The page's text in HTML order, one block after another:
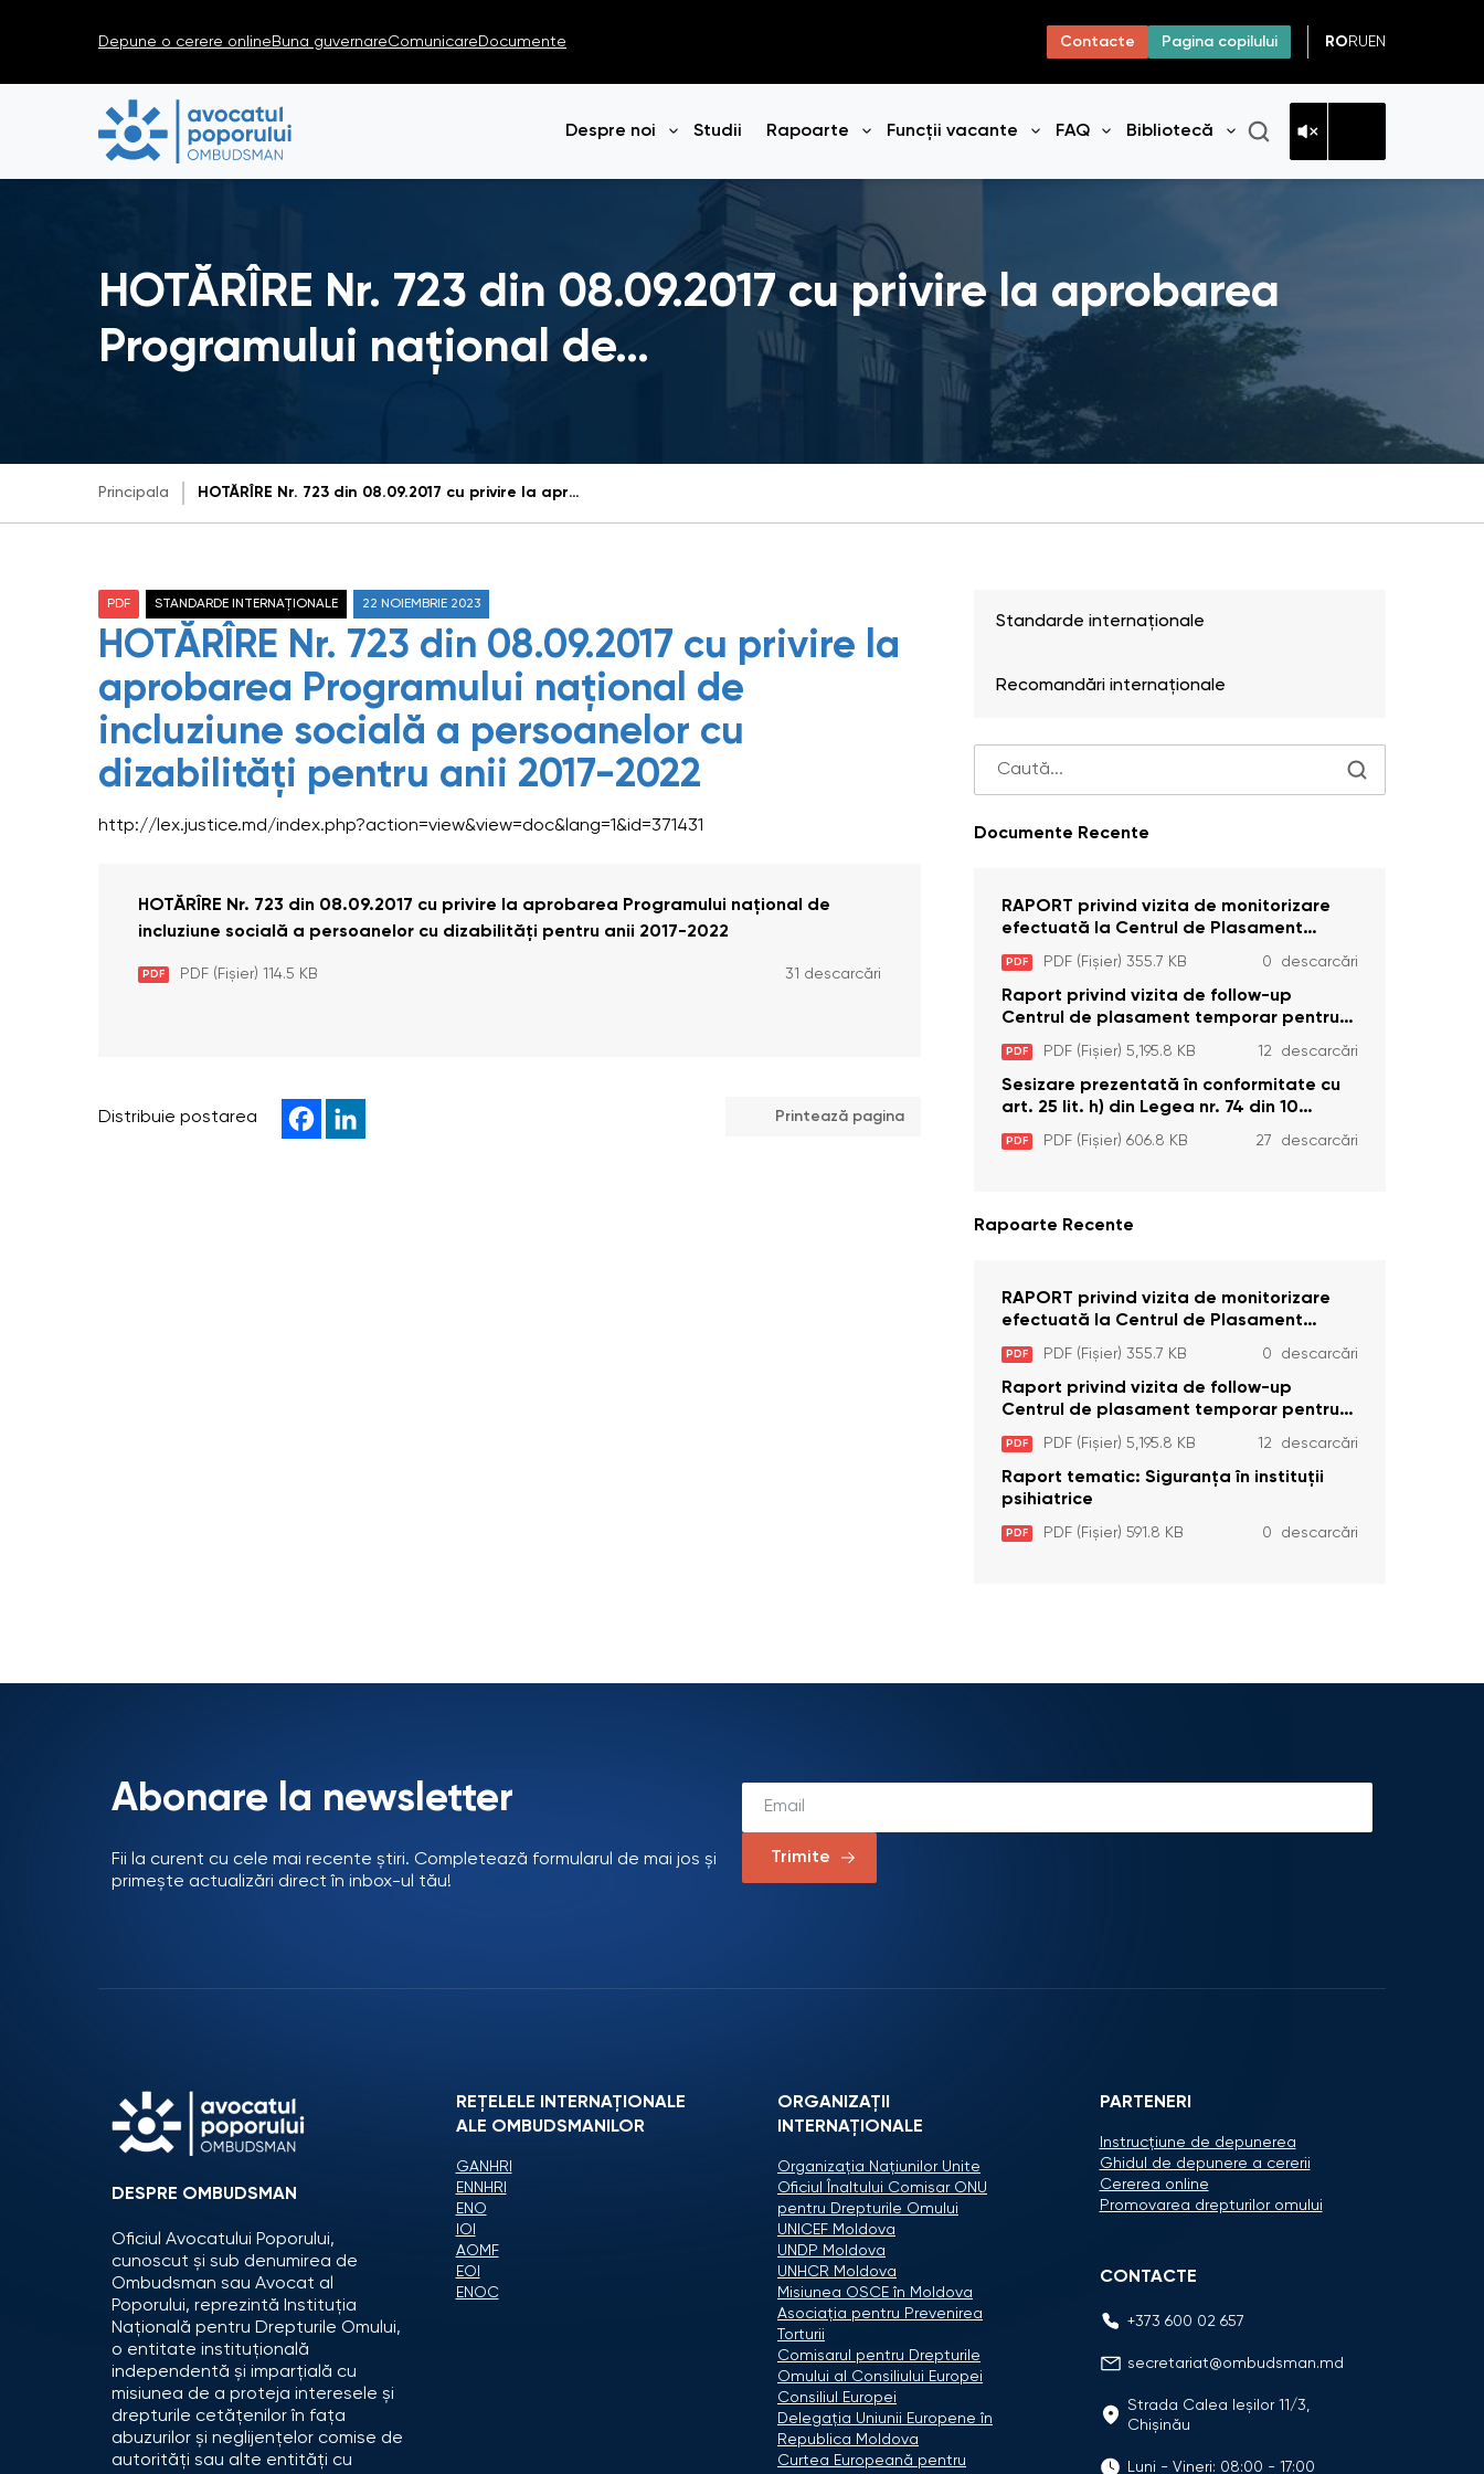
Depune o cerere online Buna guvernareComunicare Documente Contacte Pagina copilului RO RU EN
Despre noi
Deschide meniul
Studii Rapoarte
Deschide meniul
Funcții vacante FAQ
Deschide meniul
Bibliotecă
Deschide meniul
HOTĂRÎRE Nr. 723 din 08.09.2017 cu privire la aprobarea
Programului național de…
Principala HOTĂRÎRE Nr. 723 din 08.09.2017 cu privire la aprobarea Programului național de incluziune socială a persoanelor cu dizabilităţi pentru anii 2017-2022
PDF STANDARDE INTERNAȚIONALE 22 NOIEMBRIE 2023
HOTĂRÎRE Nr. 723 din 08.09.2017 cu privire la
aprobarea Programului național de
incluziune socială a persoanelor cu
dizabilităţi pentru anii 2017-2022
http://lex.justice.md/index.php?action=view&view=doc&lang=1&id=371431
HOTĂRÎRE Nr. 723 din 08.09.2017 cu privire la aprobarea Programului național de
incluziune socială a persoanelor cu dizabilităţi pentru anii 2017-2022
PDF PDF (Fișier) 114.5 KB 31 descarcări
Distribuie postarea Printează pagina
Standarde internaționale
Recomandări internaționale
Documente Recente
RAPORT privind vizita de monitorizare
efectuată la Centrul de Plasament
Temporar pentru Persoane cu
Dizabilități (Adulte) din s. Brînzeni, r.
Edineț, din data de 25 mai 2026
PDF PDF (Fișier) 355.7 KB 0 descarcări
Raport privind vizita de follow-up
Centrul de plasament temporar pentru
persoanele cu dizabilități (adulte)
Bădiceni, Soroca (11 iunie 2026)
PDF PDF (Fișier) 5,195.8 KB 12 descarcări
Sesizare prezentată în conformitate cu
art. 25 lit. h) din Legea nr. 74 din 10
aprilie 2025 cu privire la Curtea
Constituțională şi art. 26 din Legea cu
PDF PDF (Fișier) 606.8 KB 27 descarcări
Rapoarte Recente
RAPORT privind vizita de monitorizare
efectuată la Centrul de Plasament
Temporar pentru Persoane cu
Dizabilități (Adulte) din s. Brînzeni, r.
Edineț, din data de 25 mai 2026
PDF PDF (Fișier) 355.7 KB 0 descarcări
Raport privind vizita de follow-up
Centrul de plasament temporar pentru
persoanele cu dizabilități (adulte)
Bădiceni, Soroca (11 iunie 2026)
PDF PDF (Fișier) 5,195.8 KB 12 descarcări
Raport tematic: Siguranța în instituții
psihiatrice
PDF PDF (Fișier) 591.8 KB 0 descarcări
Abonare la newsletter
Fii la curent cu cele mai recente știri. Completează formularul de mai jos și
primește actualizări direct în inbox-ul tău!
Trimite
DESPRE OMBUDSMAN
Oficiul Avocatului Poporului,
cunoscut și sub denumirea de
Ombudsman sau Avocat al
Poporului, reprezintă Instituția
Națională pentru Drepturile Omului,
o entitate instituțională
independentă și imparțială cu
misiunea de a proteja interesele și
drepturile cetățenilor în fața
abuzurilor și neglijențelor comise de
autorități sau alte entități cu
REȚELELE INTERNAȚIONALE
ALE OMBUDSMANILOR
GANHRI
ENNHRI
ENO
IOI
AOMF
EOI
ENOC
ORGANIZAŢII
INTERNAŢIONALE
Organizaţia Naţiunilor Unite
Oficiul Înaltului Comisar ONU
pentru Drepturile Omului
UNICEF Moldova
UNDP Moldova
UNHCR Moldova
Misiunea OSCE în Moldova
Asociaţia pentru Prevenirea
Torturii
Comisarul pentru Drepturile
Omului al Consiliului Europei
Consiliul Europei
Delegaţia Uniunii Europene în
Republica Moldova
Curtea Europeană pentru
PARTENERI
Instrucțiune de depunerea
Ghidul de depunere a cererii
Cererea online
Promovarea drepturilor omului
CONTACTE
+373 600 02 657
secretariat@ombudsman.md
Strada Calea Ieşilor 11/3,
Chişinău
Luni - Vineri: 08:00 - 17:00